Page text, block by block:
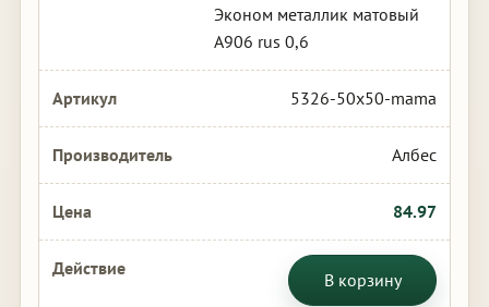
Эконом металлик матовый
А906 rus 0,6
5326-50x50-mama
Албес
84.97
В корзину